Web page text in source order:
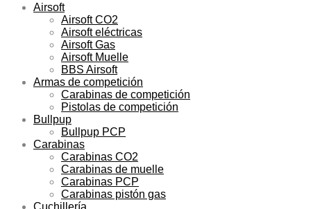
Airsoft
Airsoft CO2
Airsoft eléctricas
Airsoft Gas
Airsoft Muelle
BBS Airsoft
Armas de competición
Carabinas de competición
Pistolas de competición
Bullpup
Bullpup PCP
Carabinas
Carabinas CO2
Carabinas de muelle
Carabinas PCP
Carabinas pistón gas
Cuchillería